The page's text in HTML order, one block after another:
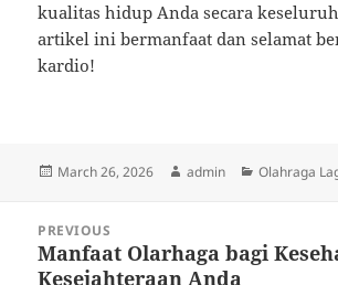
kualitas hidup Anda secara
artikel ini bermanfaat dan selamat
kardio!
Posted
March 26, 2026 Author
admin Categories
Olahraga
navigation
PREVIOUS
Previous
post:
Manfaat Olarhaga bagi
Kesejahteraan Anda